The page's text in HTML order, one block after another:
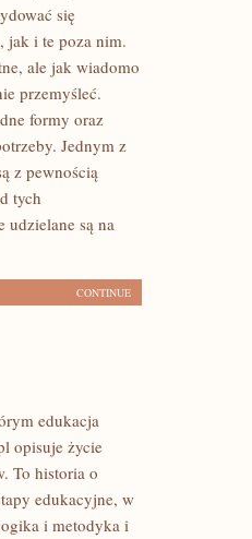
się
jak i te poza nim.
ale jak wiadomo
przemyśleć.
formy oraz
Jednym z
z pewnością
tych
udzielane są na
CONTINUE
edukacja
opisuje życie
To historia o
edukacyjne, w
i metodyka i